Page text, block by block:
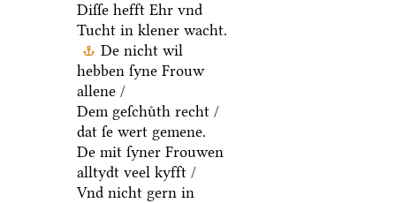
Diſſe hefft Ehr vnd
Tucht in klener wacht.
De nicht wil
hebben ſyne Frouw
allene /
Dem geſchuͤth recht /
dat ſe wert gemene.
De mit ſyner Frouwen
alltydt veel kyfft /
Vnd nicht gern in